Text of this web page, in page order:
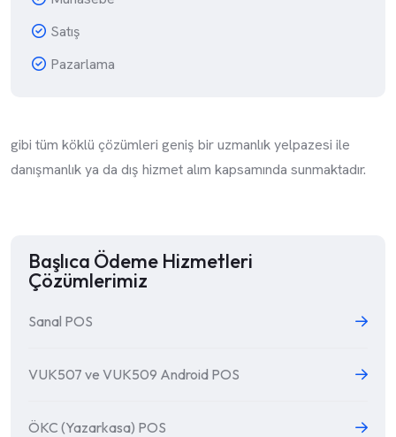
Satış
Pazarlama
gibi tüm köklü çözümleri geniş bir uzmanlık yelpazesi ile
danışmanlık ya da dış hizmet alım kapsamında sunmaktadır.
Başlıca Ödeme Hizmetleri
Çözümlerimiz
Sanal POS
VUK507 ve VUK509 Android POS
ÖKC (Yazarkasa) POS